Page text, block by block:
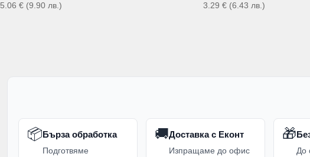
5.06 € (9.90 лв. ) 3.29 € (6.43 лв. )
📦Бърза обработка
Подготвяме
🚚Доставка с Еконт
Изпращаме до офис
🎁
До